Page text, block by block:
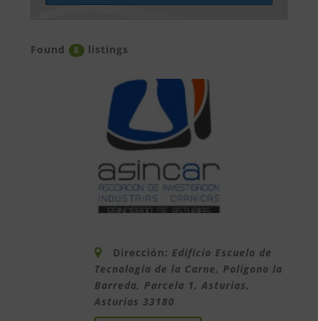
Found 8 listings
Dirección: Edificio Escuela de
Tecnología de la Carne, Polígono la
Barreda, Parcela 1, Asturias,
Asturias 33180